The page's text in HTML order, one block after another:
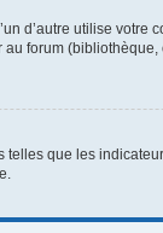
d’autre utilise votre
forum
que les